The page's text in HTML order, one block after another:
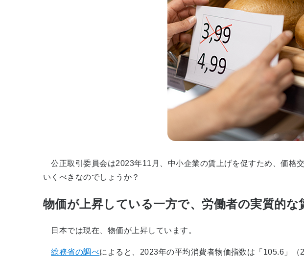
公正取引委員会は2023年11月、中小企業の賃上げを促すため、価格
いくべきなのでしょうか？
物価が上昇している一方で、労働者の実質的な
日本では現在、物価が上昇しています。
総務省の調べによると、2023年の平均消費者物価指数は「105.6」